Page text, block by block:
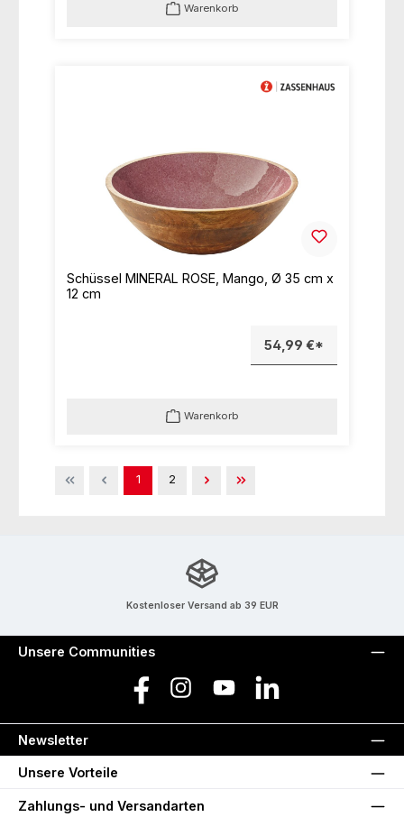
Warenkorb
Schüssel MINERAL ROSE, Mango, Ø 35 cm x
12 cm
54,99 €*
Warenkorb
Seite
1 Seite
2
Kostenloser Versand ab 39 EUR
Unsere Communities
Facebook Instagram YouTube LinkedIn
Newsletter
Unsere Vorteile
Zahlungs- und Versandarten